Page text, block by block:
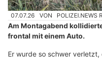
07.07.26 VON POLIZEI.NEWS
Am Montagabend
frontal mit einem Auto.
Er wurde so schwer verletzt,